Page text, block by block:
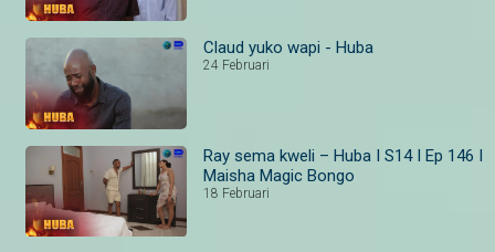
Claud yuko wapi - Huba
24 Februari
Ray sema kweli – Huba I S14 I Ep 146 I
Maisha Magic Bongo
18 Februari